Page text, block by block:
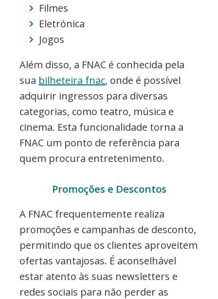
Filmes
Eletrónica
Jogos
Além disso, a FNAC é conhecida pela
sua bilheteira fnac, onde é possível
adquirir ingressos para diversas
categorias, como teatro, música e
cinema. Esta funcionalidade torna a
FNAC um ponto de referência para
quem procura entretenimento.
Promoções e Descontos
A FNAC frequentemente realiza
promoções e campanhas de desconto,
permitindo que os clientes aproveitem
ofertas vantajosas. É aconselhável
estar atento às suas newsletters e
redes sociais para não perder as